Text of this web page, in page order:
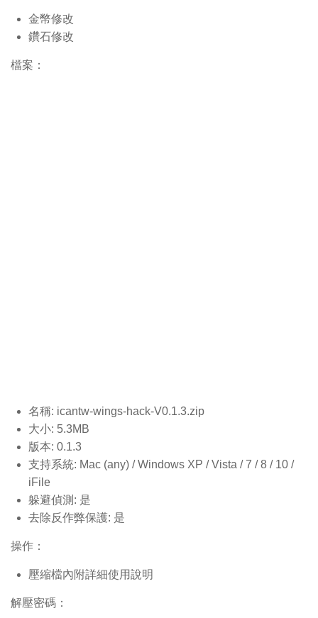
金幣修改
鑽石修改
檔案：
名稱: icantw-wings-hack-V0.1.3.zip
大小: 5.3MB
版本: 0.1.3
支持系統: Mac (any) / Windows XP / Vista / 7 / 8 / 10 /
iFile
躲避偵測: 是
去除反作弊保護: 是
操作：
壓縮檔內附詳細使用說明
解壓密碼：